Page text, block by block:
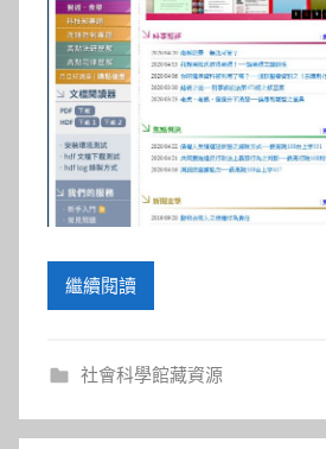
繼續閱讀
社會科學館藏資源